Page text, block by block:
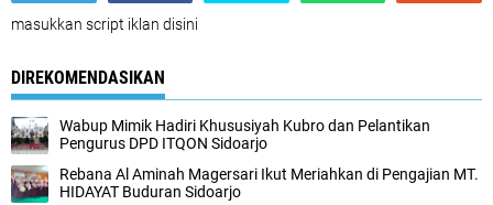
masukkan script iklan disini
DIREKOMENDASIKAN
Wabup Mimik Hadiri Khususiyah Kubro dan Pelantikan
Pengurus DPD ITQON Sidoarjo
Rebana Al Aminah Magersari Ikut Meriahkan di Pengajian MT.
HIDAYAT Buduran Sidoarjo